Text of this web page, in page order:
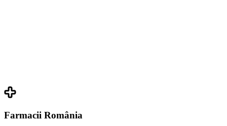
Farmacii România